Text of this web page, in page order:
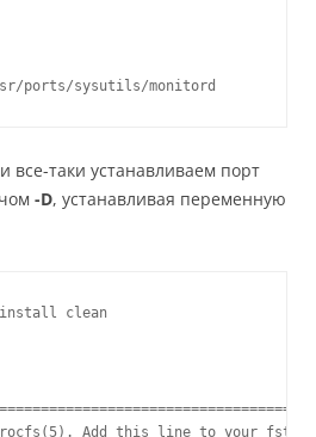
ports/sysutils/monitord
все-таки устанавливаем порт
-D, устанавливая переменную
install clean
Add this line to your